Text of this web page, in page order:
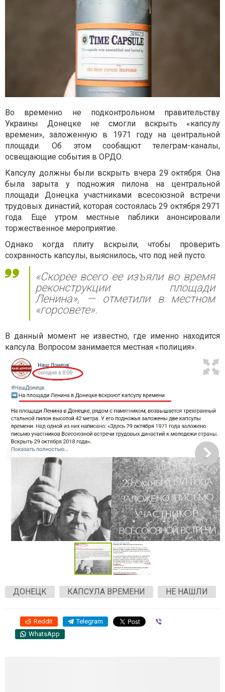
Во временно не подконтрольном правительству
Украины Донецке не смогли вскрыть «капсулу
времени», заложенную в 1971 году на центральной
площади. Об этом сообащют телеграм-каналы,
освещающие события в ОРДО.
Капсулу должны были вскрыть вчера 29 октября. Она
была зарыта у подножия пилона на центральной
площади Донецка участниками всесоюзной встречи
трудовых династий, которая состоялась 29 октября 2971
года. Еще утром местные паблики анонсировали
торжественное мероприятие.
Однако когда плиту вскрыли, чтобы проверить
сохранность капсулы, выяснилось, что под ней пусто.
«Скорее всего ее изъяли во время
реконструкции площади
Ленина», — отметили в местном
«горсовете».
В данный момент не известно, где именно находится
капсула. Вопросом занимается местная «полиция».
ДОНЕЦК КАПСУЛА ВРЕМЕНИ НЕ НАШЛИ
Reddit Telegram
WhatsApp